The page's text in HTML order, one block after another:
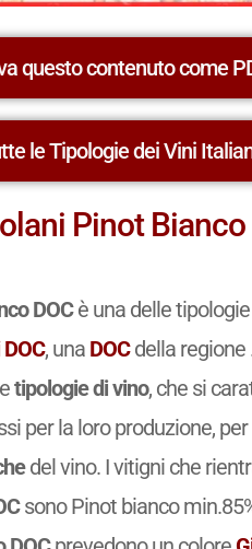
questo contenuto come
le Tipologie dei Vini
Pinot Bianco
DOCè una delle
, una DOCdella regione
tipologie di vino, che si
per la loro produzione, per
del vino. I vitigni che
sono Pinot bianco